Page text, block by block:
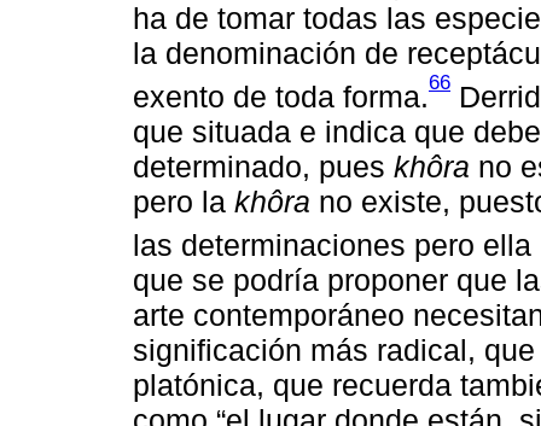
ha de tomar todas las
la denominación de
exento de toda forma.66
que situada e indica que
determinado, pues khôra no
pero la khôra no existe,
las determinaciones pero
que se podría proponer que
arte contemporáneo
significación más radical,
platónica, que recuerda